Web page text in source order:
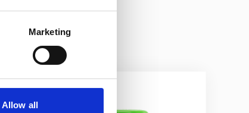
Marketing
Allow all